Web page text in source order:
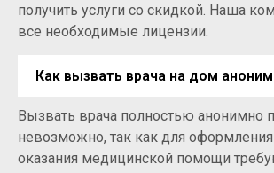
получить услуги со скидкой. Наша
все необходимые лицензии.
Как вызвать врача на дом
Вызвать врача полностью анонимно
невозможно, так как для
оказания медицинской помощи